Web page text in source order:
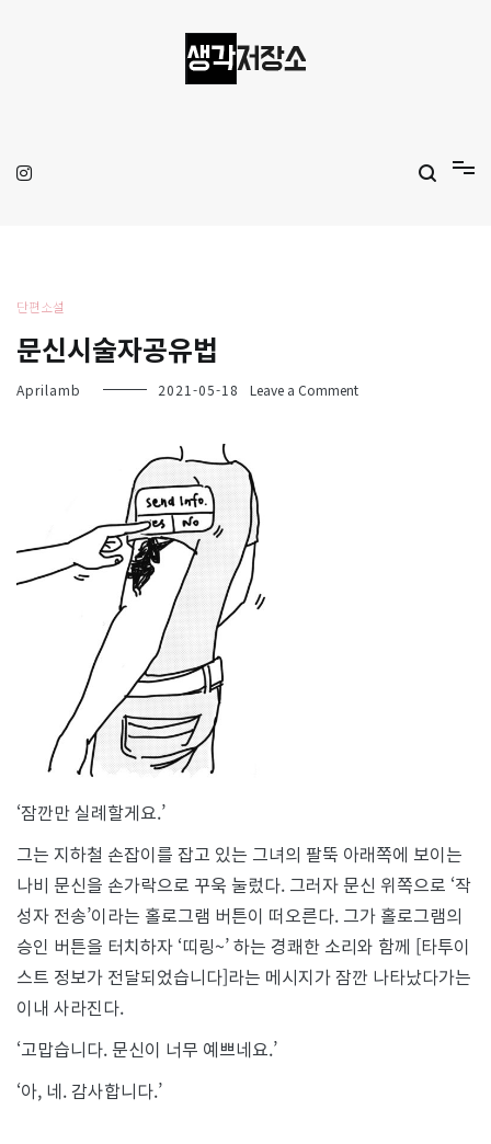
단편소설
문신시술자공유법
Aprilamb 2021-05-18 Leave a Commenton
‘잠깐만 실례할게요.’
그는 지하철 손잡이를 잡고 있는 그녀의 팔뚝 아래쪽에 보이는
나비 문신을 손가락으로 꾸욱 눌렀다. 그러자 문신 위쪽으로 ‘작
성자 전송’이라는 홀로그램 버튼이 떠오른다. 그가 홀로그램의
승인 버튼을 터치하자 ‘띠링~’ 하는 경쾌한 소리와 함께 [타투이
스트 정보가 전달되었습니다]라는 메시지가 잠깐 나타났다가는
이내 사라진다.
‘고맙습니다. 문신이 너무 예쁘네요.’
‘아, 네. 감사합니다.’